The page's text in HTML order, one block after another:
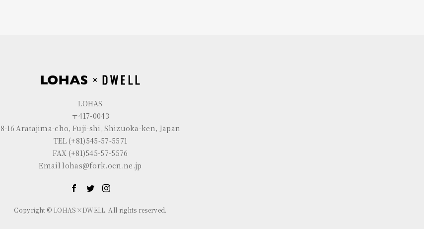
LOHAS
〒417-0043
8-16 Aratajima-cho, Fuji-shi, Shizuoka-ken, Japan
TEL (+81)545-57-5571
FAX (+81)545-57-5576
Email lohas@fork.ocn.ne.jp
Copyright © LOHAS×DWELL. All rights reserved.